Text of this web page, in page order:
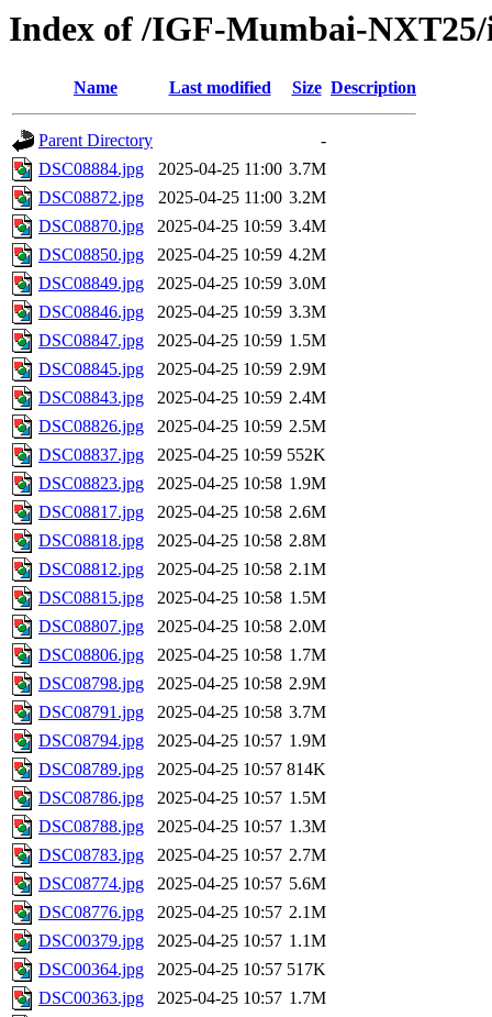
Index of /IGF-Mumbai-
Name Last modified Size Description
Parent Directory
-
DSC08884.jpg
2025-04-25 11:00 3.7M
DSC08872.jpg
2025-04-25 11:00 3.2M
DSC08870.jpg
2025-04-25 10:59 3.4M
DSC08850.jpg
2025-04-25 10:59 4.2M
DSC08849.jpg
2025-04-25 10:59 3.0M
DSC08846.jpg
2025-04-25 10:59 3.3M
DSC08847.jpg
2025-04-25 10:59 1.5M
DSC08845.jpg
2025-04-25 10:59 2.9M
DSC08843.jpg
2025-04-25 10:59 2.4M
DSC08826.jpg
2025-04-25 10:59 2.5M
DSC08837.jpg
2025-04-25 10:59 552K
DSC08823.jpg
2025-04-25 10:58 1.9M
DSC08817.jpg
2025-04-25 10:58 2.6M
DSC08818.jpg
2025-04-25 10:58 2.8M
DSC08812.jpg
2025-04-25 10:58 2.1M
DSC08815.jpg
2025-04-25 10:58 1.5M
DSC08807.jpg
2025-04-25 10:58 2.0M
DSC08806.jpg
2025-04-25 10:58 1.7M
DSC08798.jpg
2025-04-25 10:58 2.9M
DSC08791.jpg
2025-04-25 10:58 3.7M
DSC08794.jpg
2025-04-25 10:57 1.9M
DSC08789.jpg
2025-04-25 10:57 814K
DSC08786.jpg
2025-04-25 10:57 1.5M
DSC08788.jpg
2025-04-25 10:57 1.3M
DSC08783.jpg
2025-04-25 10:57 2.7M
DSC08774.jpg
2025-04-25 10:57 5.6M
DSC08776.jpg
2025-04-25 10:57 2.1M
DSC00379.jpg
2025-04-25 10:57 1.1M
DSC00364.jpg
2025-04-25 10:57 517K
DSC00363.jpg
2025-04-25 10:57 1.7M